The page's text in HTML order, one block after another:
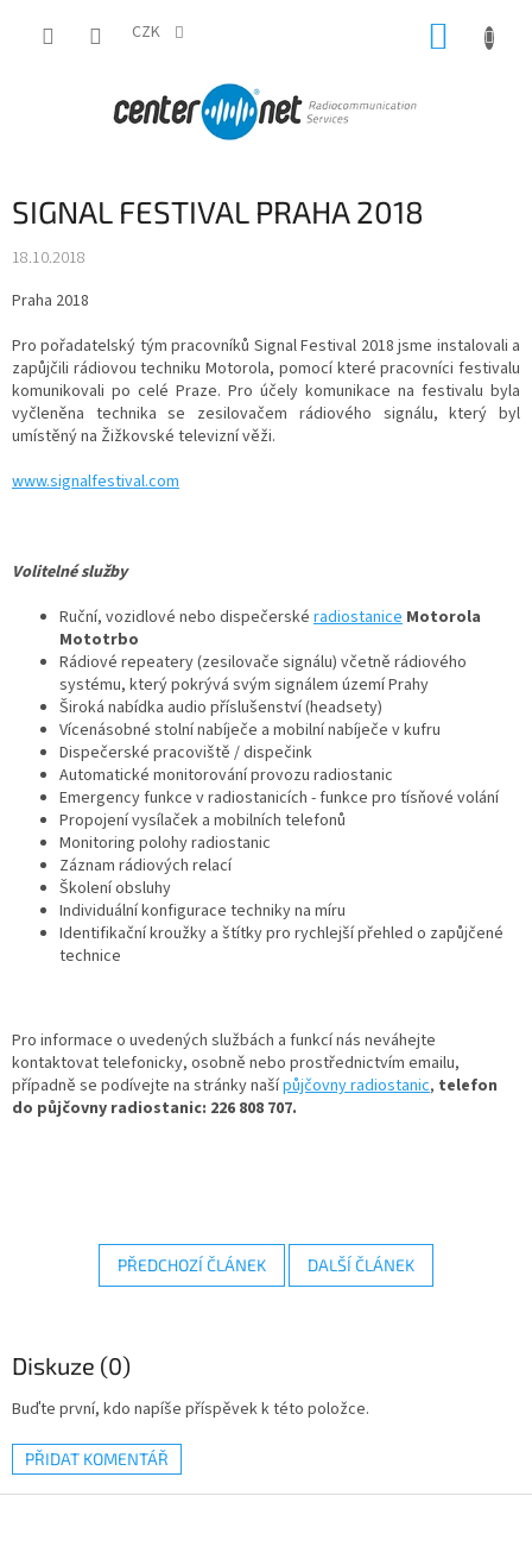
CZK
SIGNAL FESTIVAL PRAHA 2018
18.10.2018
Praha 2018
Pro pořadatelský tým pracovníků Signal Festival 2018 jsme instalovali a
zapůjčili rádiovou techniku Motorola, pomocí které pracovníci festivalu
komunikovali po celé Praze. Pro účely komunikace na festivalu byla
vyčleněna technika se zesilovačem rádiového signálu, který byl
umístěný na Žižkovské televizní věži.
www.signalfestival.com
Volitelné služby
Ruční, vozidlové nebo dispečerské radiostanice Motorola
Mototrbo
Rádiové repeatery (zesilovače signálu) včetně rádiového
systému, který pokrývá svým signálem území Prahy
Široká nabídka audio příslušenství (headsety)
Vícenásobné stolní nabíječe a mobilní nabíječe v kufru
Dispečerské pracoviště / dispečink
Automatické monitorování provozu radiostanic
Emergency funkce v radiostanicích - funkce pro tísňové volání
Propojení vysílaček a mobilních telefonů
Monitoring polohy radiostanic
Záznam rádiových relací
Školení obsluhy
Individuální konfigurace techniky na míru
Identifikační kroužky a štítky pro rychlejší přehled o zapůjčené
technice
Pro informace o uvedených službách a funkcí nás neváhejte
kontaktovat telefonicky, osobně nebo prostřednictvím emailu,
případně se podívejte na stránky našípůjčovny radiostanic, telefon
do půjčovny radiostanic: 226 808 707.
PŘEDCHOZÍ ČLÁNEK DALŠÍ ČLÁNEK
Diskuze (0)
Buďte první, kdo napíše příspěvek k této položce.
PŘIDAT KOMENTÁŘ